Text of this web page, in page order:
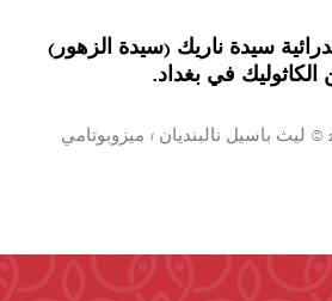
سيدة ناريك (سيدة الزهور)
الكاثوليك في بغداد.